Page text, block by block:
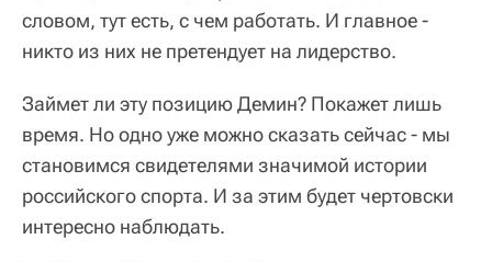
словом, тут есть, с чем работать. И главное -
никто из них не претендует на лидерство.
Займет ли эту позицию Демин? Покажет лишь
время. Но одно уже можно сказать сейчас - мы
становимся свидетелями значимой истории
российского спорта. И за этим будет чертовски
интересно наблюдать.